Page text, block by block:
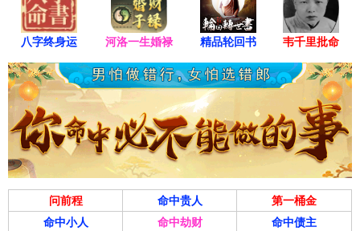
八字终身运 河洛一生婚禄 精品轮回书 韦千里批命
问前程 命中贵人
第一桶金
命中小人
命中劫财
命中债主